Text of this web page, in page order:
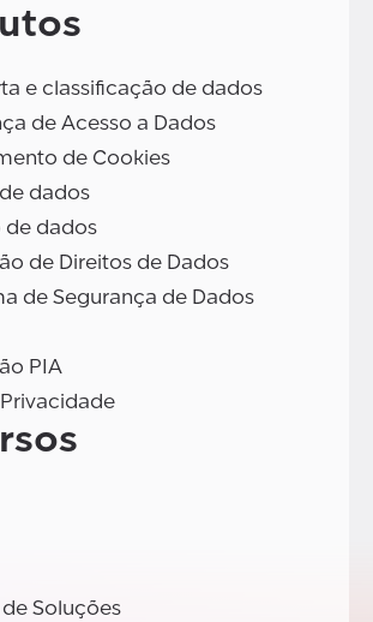
e classificação de dados
de Acesso a Dados
de Cookies
dados
de dados
de Direitos de Dados
de Segurança de Dados
PIA
Soluções